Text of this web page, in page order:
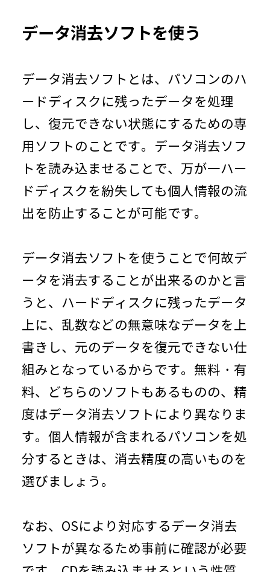
データ消去ソフトを使う
データ消去ソフトとは、パソコンのハ
ードディスクに残ったデータを処理
し、復元できない状態にするための専
用ソフトのことです。データ消去ソフ
トを読み込ませることで、万が一ハー
ドディスクを紛失しても個人情報の流
出を防止することが可能です。
データ消去ソフトを使うことで何故デ
ータを消去することが出来るのかと言
うと、ハードディスクに残ったデータ
上に、乱数などの無意味なデータを上
書きし、元のデータを復元できない仕
組みとなっているからです。無料・有
料、どちらのソフトもあるものの、精
度はデータ消去ソフトにより異なりま
す。個人情報が含まれるパソコンを処
分するときは、消去精度の高いものを
選びましょう。
なお、OSにより対応するデータ消去
ソフトが異なるため事前に確認が必要